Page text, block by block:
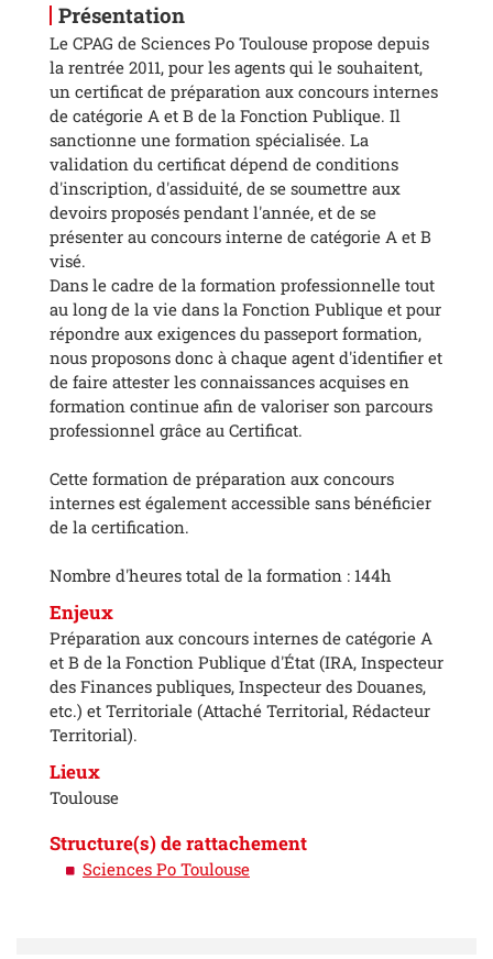
Présentation
Le CPAG de Sciences Po Toulouse propose depuis
la rentrée 2011, pour les agents qui le souhaitent,
un certificat de préparation aux concours internes
de catégorie A et B de la Fonction Publique. Il
sanctionne une formation spécialisée. La
validation du certificat dépend de conditions
d'inscription, d'assiduité, de se soumettre aux
devoirs proposés pendant l'année, et de se
présenter au concours interne de catégorie A et B
visé.
Dans le cadre de la formation professionnelle tout
au long de la vie dans la Fonction Publique et pour
répondre aux exigences du passeport formation,
nous proposons donc à chaque agent d'identifier et
de faire attester les connaissances acquises en
formation continue afin de valoriser son parcours
professionnel grâce au Certificat.
Cette formation de préparation aux concours
internes est également accessible sans bénéficier
de la certification.
Nombre d'heures total de la formation : 144h
Enjeux
Préparation aux concours internes de catégorie A
et B de la Fonction Publique d'État (IRA, Inspecteur
des Finances publiques, Inspecteur des Douanes,
etc.) et Territoriale (Attaché Territorial, Rédacteur
Territorial).
Lieux
Toulouse
Structure(s) de rattachement
Sciences Po Toulouse